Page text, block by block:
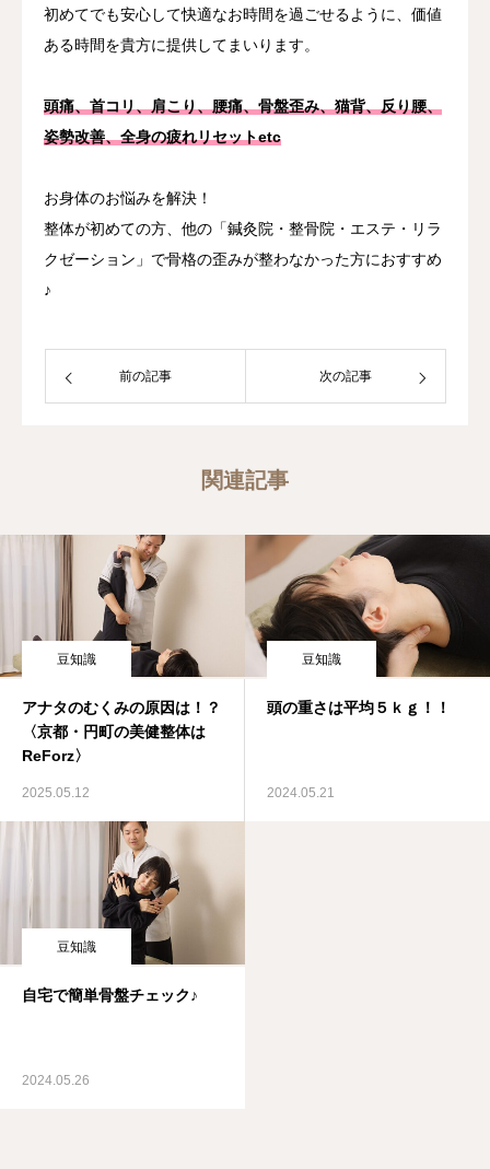
初めてでも安心して快適なお時間を過ごせるように、価値
ある時間を貴方に提供してまいります。
頭痛、首コリ、肩こり、腰痛、骨盤歪み、猫背、反り腰、
姿勢改善、全身の疲れリセットetc
お身体のお悩みを解決！
整体が初めての方、他の「鍼灸院・整骨院・エステ・リラ
クゼーション」で骨格の歪みが整わなかった方におすすめ
♪
前の記事 次の記事
関連記事
豆知識
アナタのむくみの原因は！？
〈京都・円町の美健整体は
ReForz〉
2025.05.12
豆知識
頭の重さは平均５ｋｇ！！
2024.05.21
豆知識
自宅で簡単骨盤チェック♪
2024.05.26